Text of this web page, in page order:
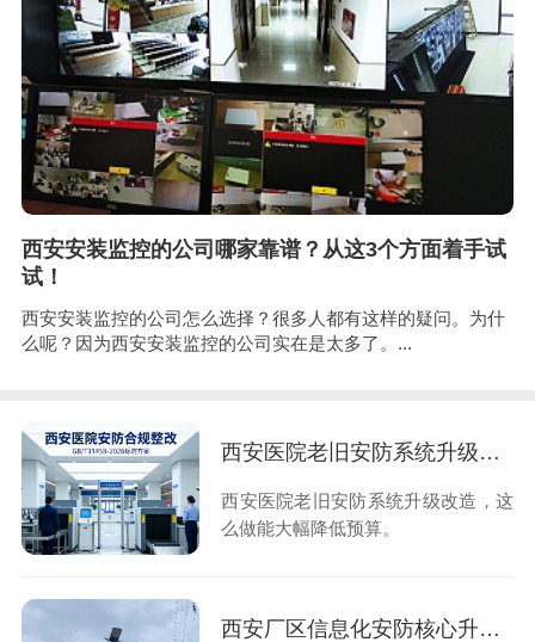
西安安装监控的公司哪家靠谱？从这3个方面着手试
试！
西安安装监控的公司怎么选择？很多人都有这样的疑问。为什
么呢？因为西安安装监控的公司实在是太多了。...
西安医院老旧安防系统升级改造，这么做能大幅降低预算
西安医院老旧安防系统升级改造，这
么做能大幅降低预算。
西安厂区信息化安防核心升级优势，想知道的看过来！